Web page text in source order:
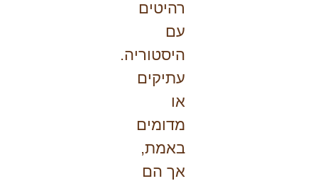
רהיטים
עם
היסטוריה.
עתיקים
או
מדומים
באמת,
אך הם